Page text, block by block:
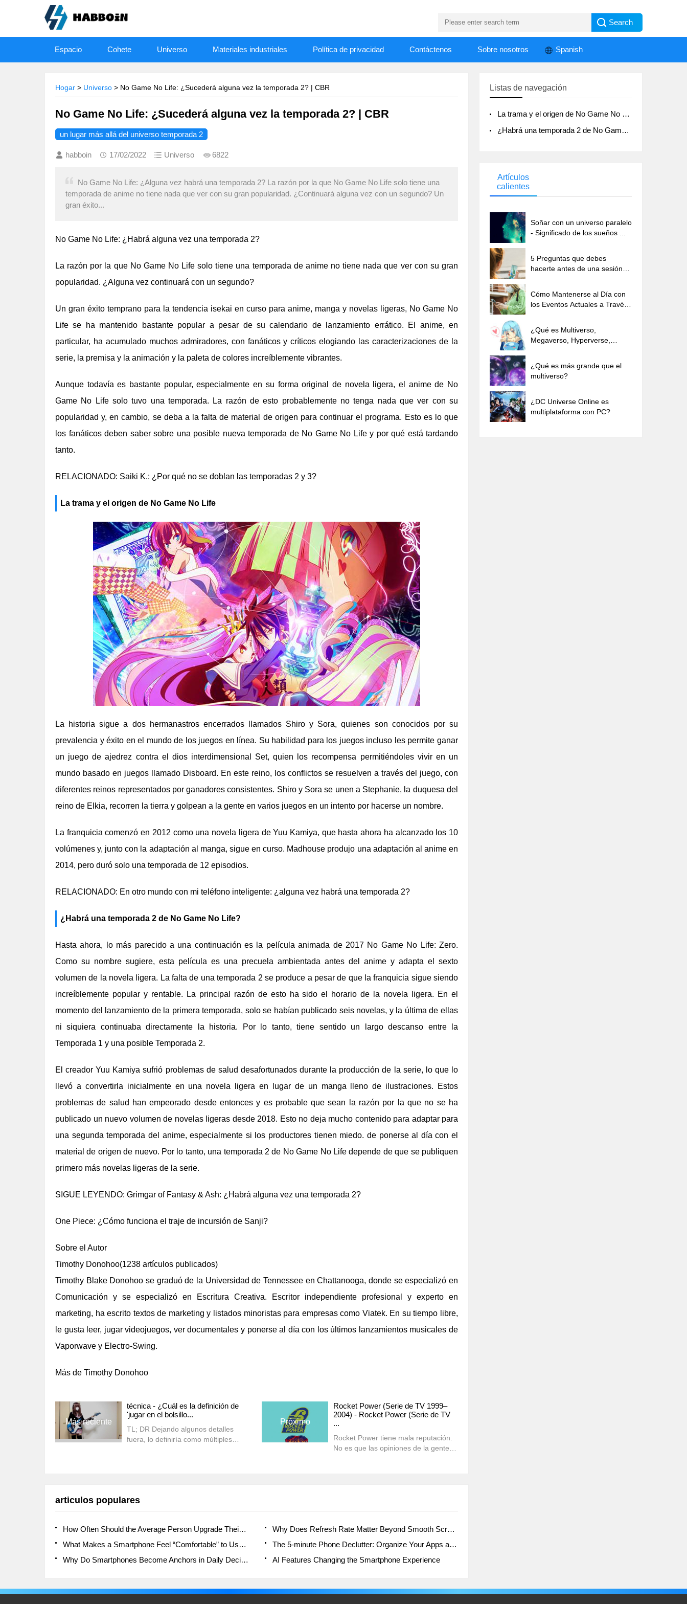
Espacio Cohete Universo Materiales industriales Política de privacidad Contáctenos Sobre nosotros Spanish
Hogar > Universo > No Game No Life: ¿Sucederá alguna vez la temporada 2? | CBR
No Game No Life: ¿Sucederá alguna vez la temporada 2? | CBR
un lugar más allá del universo temporada 2
habboin 17/02/2022 Universo 6822
No Game No Life: ¿Alguna vez habrá una temporada 2? La razón por la que No Game No Life solo tiene una
temporada de anime no tiene nada que ver con su gran popularidad. ¿Continuará alguna vez con un segundo? Un
gran éxito...
No Game No Life: ¿Habrá alguna vez una temporada 2?
La razón por la que No Game No Life solo tiene una temporada de anime no tiene nada que ver con su gran
popularidad. ¿Alguna vez continuará con un segundo?
Un gran éxito temprano para la tendencia isekai en curso para anime, manga y novelas ligeras, No Game No
Life se ha mantenido bastante popular a pesar de su calendario de lanzamiento errático. El anime, en
particular, ha acumulado muchos admiradores, con fanáticos y críticos elogiando las caracterizaciones de la
serie, la premisa y la animación y la paleta de colores increíblemente vibrantes.
Aunque todavía es bastante popular, especialmente en su forma original de novela ligera, el anime de No
Game No Life solo tuvo una temporada. La razón de esto probablemente no tenga nada que ver con su
popularidad y, en cambio, se deba a la falta de material de origen para continuar el programa. Esto es lo que
los fanáticos deben saber sobre una posible nueva temporada de No Game No Life y por qué está tardando
tanto.
RELACIONADO: Saiki K.: ¿Por qué no se doblan las temporadas 2 y 3?
La trama y el origen de No Game No Life
La historia sigue a dos hermanastros encerrados llamados Shiro y Sora, quienes son conocidos por su
prevalencia y éxito en el mundo de los juegos en línea. Su habilidad para los juegos incluso les permite ganar
un juego de ajedrez contra el dios interdimensional Set, quien los recompensa permitiéndoles vivir en un
mundo basado en juegos llamado Disboard. En este reino, los conflictos se resuelven a través del juego, con
diferentes reinos representados por ganadores consistentes. Shiro y Sora se unen a Stephanie, la duquesa del
reino de Elkia, recorren la tierra y golpean a la gente en varios juegos en un intento por hacerse un nombre.
La franquicia comenzó en 2012 como una novela ligera de Yuu Kamiya, que hasta ahora ha alcanzado los 10
volúmenes y, junto con la adaptación al manga, sigue en curso. Madhouse produjo una adaptación al anime en
2014, pero duró solo una temporada de 12 episodios.
RELACIONADO: En otro mundo con mi teléfono inteligente: ¿alguna vez habrá una temporada 2?
¿Habrá una temporada 2 de No Game No Life?
Hasta ahora, lo más parecido a una continuación es la película animada de 2017 No Game No Life: Zero.
Como su nombre sugiere, esta película es una precuela ambientada antes del anime y adapta el sexto
volumen de la novela ligera. La falta de una temporada 2 se produce a pesar de que la franquicia sigue siendo
increíblemente popular y rentable. La principal razón de esto ha sido el horario de la novela ligera. En el
momento del lanzamiento de la primera temporada, solo se habían publicado seis novelas, y la última de ellas
ni siquiera continuaba directamente la historia. Por lo tanto, tiene sentido un largo descanso entre la
Temporada 1 y una posible Temporada 2.
El creador Yuu Kamiya sufrió problemas de salud desafortunados durante la producción de la serie, lo que lo
llevó a convertirla inicialmente en una novela ligera en lugar de un manga lleno de ilustraciones. Estos
problemas de salud han empeorado desde entonces y es probable que sean la razón por la que no se ha
publicado un nuevo volumen de novelas ligeras desde 2018. Esto no deja mucho contenido para adaptar para
una segunda temporada del anime, especialmente si los productores tienen miedo. de ponerse al día con el
material de origen de nuevo. Por lo tanto, una temporada 2 de No Game No Life depende de que se publiquen
primero más novelas ligeras de la serie.
SIGUE LEYENDO: Grimgar of Fantasy & Ash: ¿Habrá alguna vez una temporada 2?
One Piece: ¿Cómo funciona el traje de incursión de Sanji?
Sobre el Autor
Timothy Donohoo(1238 artículos publicados)
Timothy Blake Donohoo se graduó de la Universidad de Tennessee en Chattanooga, donde se especializó en
Comunicación y se especializó en Escritura Creativa. Escritor independiente profesional y experto en
marketing, ha escrito textos de marketing y listados minoristas para empresas como Viatek. En su tiempo libre,
le gusta leer, jugar videojuegos, ver documentales y ponerse al día con los últimos lanzamientos musicales de
Vaporwave y Electro-Swing.
Más de Timothy Donohoo
Más reciente
técnica - ¿Cuál es la definición de
'jugar en el bolsillo...
TL; DR Dejando algunos detalles
fuera, lo definiría como múltiples
mayor frecuencia y precisión).
Próximo
Rocket Power (Serie de TV 1999–
2004) - Rocket Power (Serie de TV
...
Rocket Power tiene mala reputación.
No es que las opiniones de la gente
articulos populares
How Often Should the Average Person Upgrade Their Smartphone?
Why Does Refresh Rate Matter Beyond Smooth Scrolling?
What Makes a Smartphone Feel “Comfortable” to Use Daily?
The 5-minute Phone Declutter: Organize Your Apps and Mind
Why Do Smartphones Become Anchors in Daily Decision Flow?
AI Features Changing the Smartphone Experience
Listas de navegación
La trama y el origen de No Game No Life
¿Habrá una temporada 2 de No Game No Life?
Artículos
calientes
Soñar con un universo paralelo
- Significado de los sueños ...
5 Preguntas que debes
hacerte antes de una sesión
Cómo Mantenerse al Día con
los Eventos Actuales a Través
¿Qué es Multiverso,
Megaverso, Hyperverse,
¿Qué es más grande que el
multiverso?
¿DC Universe Online es
multiplataforma con PC?